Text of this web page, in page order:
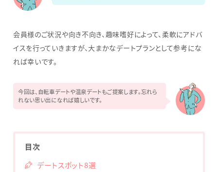
会員様のご状況や向き不向き、趣味嗜好によって、柔軟にアドバ
イスを行っていきますが、大まかなデートプランとして参考にな
れば幸いです。
今回は、自転車デートや温泉デートもご提案します。忘れら
れない思い出になれば嬉しいです。
目次
デートスポット8選